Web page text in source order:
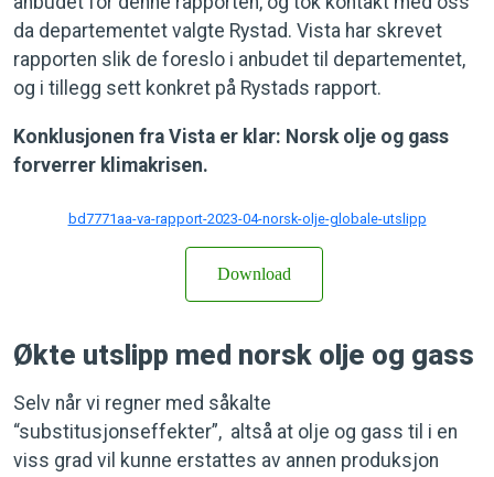
da departementet valgte Rystad. Vista har skrevet
rapporten slik de foreslo i anbudet til departementet,
og i tillegg sett konkret på Rystads rapport.
Konklusjonen fra Vista er klar: Norsk olje og gass
forverrer klimakrisen.
bd7771aa-va-rapport-2023-04-norsk-olje-globale-utslipp
Download
Økte utslipp med norsk olje og gass
Selv når vi regner med såkalte
“substitusjonseffekter”, altså at olje og gass til i en
viss grad vil kunne erstattes av annen produksjon